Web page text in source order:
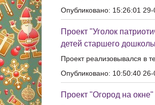
Опубликовано: 15:26:01
Проект "Уголок
детей старшего
Проект реализовывался в
Опубликовано: 10:50:40
Проект "Огород на окне"